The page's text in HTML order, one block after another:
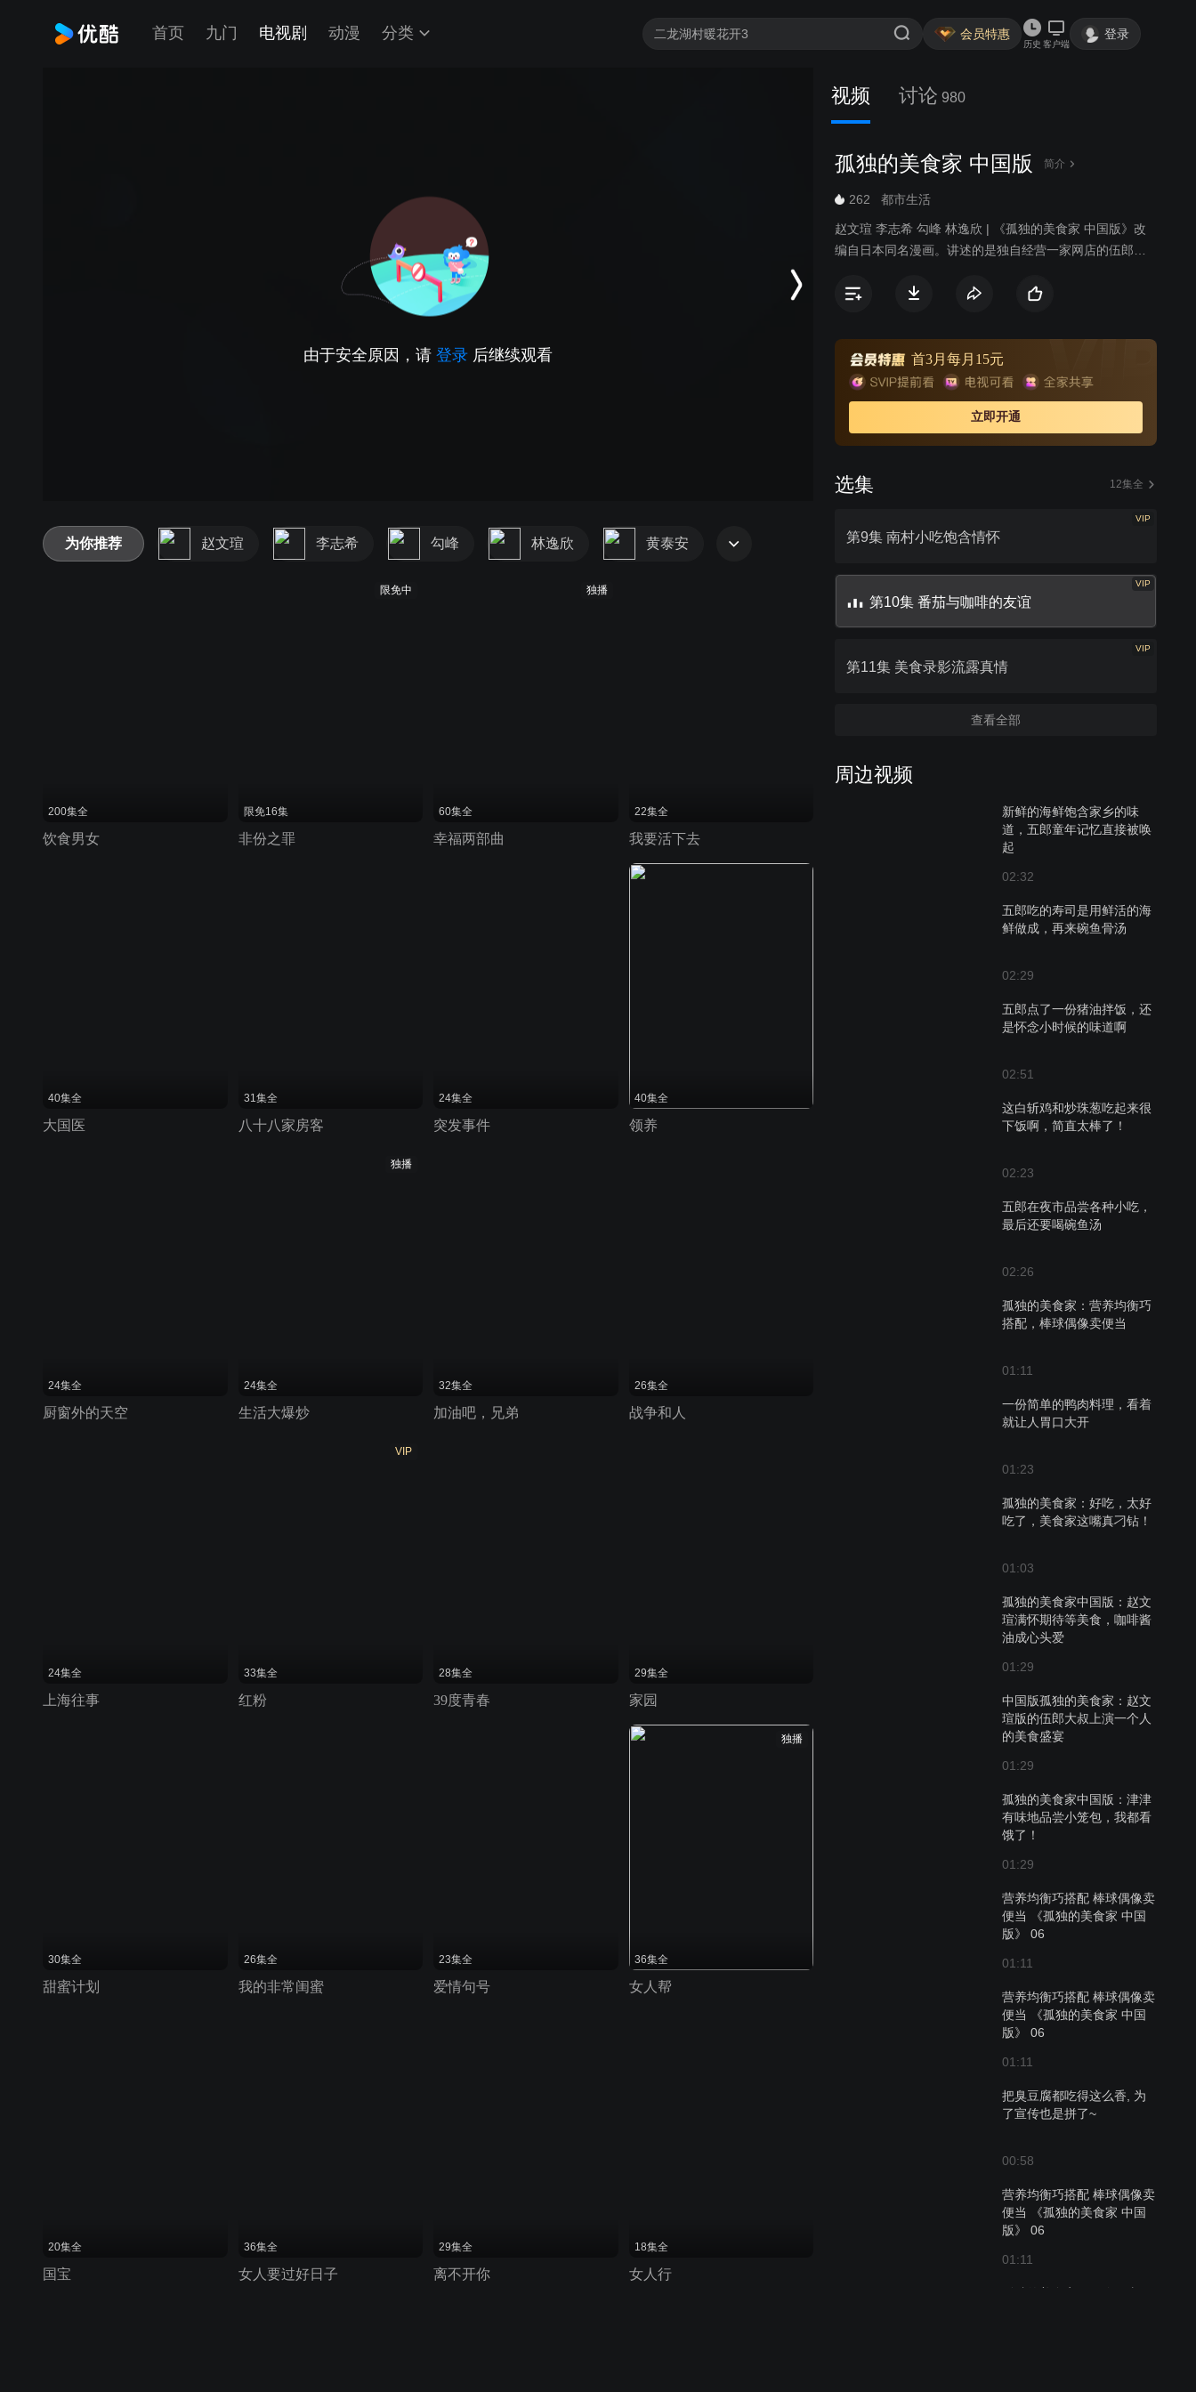
首页 九门 电视剧 动漫 分类 会员特惠
历史 客户端
登录
由于安全原因，请 登录 后继续观看
视频 讨论 980
孤独的美食家 中国版 简介
262 都市生活
赵文瑄 李志希 勾峰 林逸欣 | 《孤独的美食家 中国版》改
编自日本同名漫画。讲述的是独自经营一家网店的伍郎，
行，却总是不经意间踏入陌生人的故事。他每天最大的乐
收起、珍藏。如同每次工作后独自享用的美食，这些人事
与美味，简单平凡，却蕴藏着咀嚼不完的层层滋味。
首3月每月15元
立即开通
选集 12集全
VIP
第9集 南村小吃饱含情怀
VIP
第10集 番茄与咖啡的友谊
VIP
第11集 美食录影流露真情
查看全部
周边视频
新鲜的海鲜饱含家乡的味
道，五郎童年记忆直接被唤
起
02:32
五郎吃的寿司是用鲜活的海
鲜做成，再来碗鱼骨汤
02:29
五郎点了一份猪油拌饭，还
是怀念小时候的味道啊
02:51
这白斩鸡和炒珠葱吃起来很
下饭啊，简直太棒了！
02:23
五郎在夜市品尝各种小吃，
最后还要喝碗鱼汤
02:26
孤独的美食家：营养均衡巧
搭配，棒球偶像卖便当
01:11
一份简单的鸭肉料理，看着
就让人胃口大开
01:23
孤独的美食家：好吃，太好
吃了，美食家这嘴真刁钻！
01:03
孤独的美食家中国版：赵文
瑄满怀期待等美食，咖啡酱
油成心头爱
01:29
中国版孤独的美食家：赵文
瑄版的伍郎大叔上演一个人
的美食盛宴
01:29
孤独的美食家中国版：津津
有味地品尝小笼包，我都看
饿了！
01:29
营养均衡巧搭配 棒球偶像卖
便当 《孤独的美食家 中国
版》 06
01:11
营养均衡巧搭配 棒球偶像卖
便当 《孤独的美食家 中国
版》 06
01:11
把臭豆腐都吃得这么香, 为
了宣传也是拼了~
00:58
营养均衡巧搭配 棒球偶像卖
便当 《孤独的美食家 中国
版》 06
01:11
为你推荐 赵文瑄 李志希 勾峰 林逸欣 黄泰安
200集全
饮食男女
限免中
限免16集
非份之罪
独播
60集全
幸福两部曲
22集全
我要活下去
40集全
大国医
31集全
八十八家房客
24集全
突发事件
40集全
领养
24集全
厨窗外的天空
独播
24集全
生活大爆炒
32集全
加油吧，兄弟
26集全
战争和人
24集全
上海往事
VIP
33集全
红粉
28集全
39度青春
29集全
家园
30集全
甜蜜计划
26集全
我的非常闺蜜
23集全
爱情句号
独播
36集全
女人帮
20集全
国宝
36集全
女人要过好日子
29集全
离不开你
18集全
女人行